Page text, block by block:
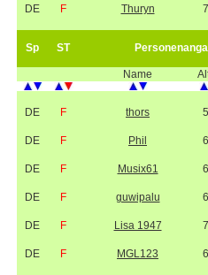
DE F Thuryn
Sp ST
Name
DE F thors
DE F Phil
DE F Musix61
DE F guwipalu
DE F Lisa 1947
DE F MGL123